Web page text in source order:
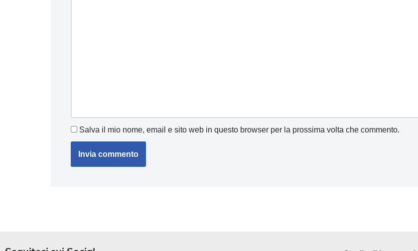
Salva il mio nome, email e sito web in questo browser per la prossima volta che commento.